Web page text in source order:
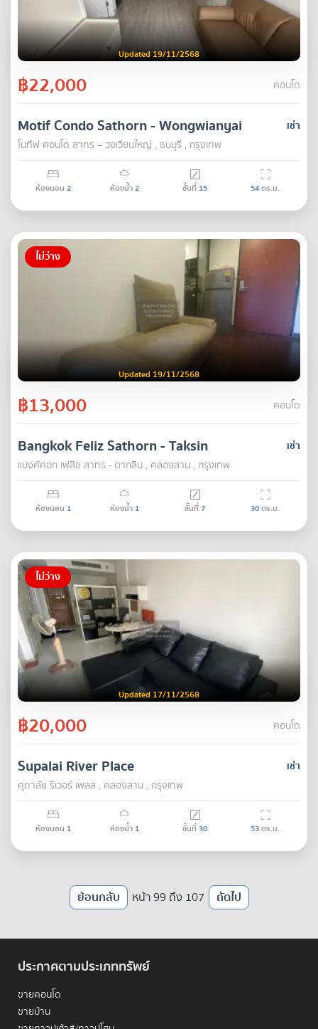
Updated 19/11/2568
฿22,000 คอนโด
เช่า
Motif Condo Sathorn - Wongwianyai
โมทีฟ คอนโด สาทร – วงเวียนใหญ่ , ธนบุรี , กรุงเทพ
ห้องนอน 2 ห้องน้ำ2 ชั้นที่ 15 54ตร.ม.
ไม่ว่าง
Updated 19/11/2568
฿13,000 คอนโด
เช่า
Bangkok Feliz Sathorn - Taksin
แบงค์คอก เฟลิซ สาทร - ตากสิน , คลองสาน , กรุงเทพ
ห้องนอน 1 ห้องน้ำ 1 ชั้นที่7 30ตร.ม.
ไม่ว่าง
Updated 17/11/2568
฿20,000 คอนโด
เช่า
Supalai River Place
ศุภาลัย ริเวอร์ เพลส , คลองสาน , กรุงเทพ
ห้องนอน 1 ห้องน้ำ 1 ชั้นที่30 53ตร.ม.
ย้อนกลับ หน้า 99 ถึง 107 ถัดไป
ประกาศตามประเภททรัพย์
ขายคอนโด
ขายบ้าน